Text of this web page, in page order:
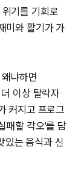
기를 기회로
미와 활기가 가
냐하면
이상 탈락자
커지고 프로그
패할 각오'를 담
있는 음식과 신